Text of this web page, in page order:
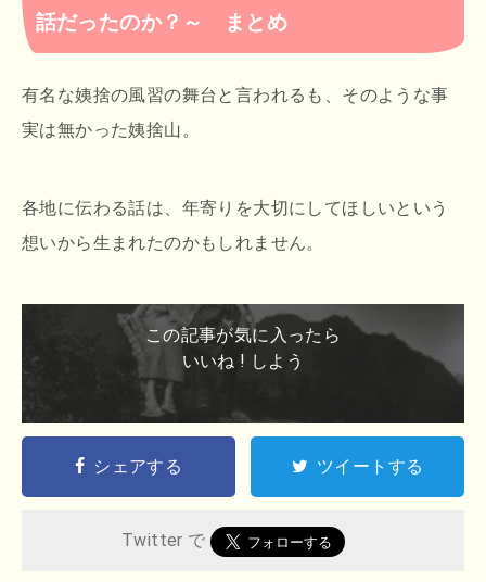
話だったのか？～ まとめ
有名な姨捨の風習の舞台と言われるも、そのような事
実は無かった姨捨山。
各地に伝わる話は、年寄りを大切にしてほしいという
想いから生まれたのかもしれません。
この記事が気に入ったら
いいね ! しよう
シェアする ツイートする
Twitter で